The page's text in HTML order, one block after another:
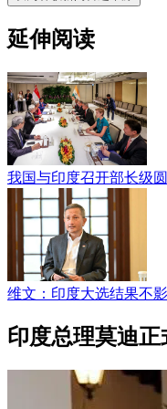
延伸阅读
我国与印度召开部长级
维文：印度大选结果不
印度总理莫迪